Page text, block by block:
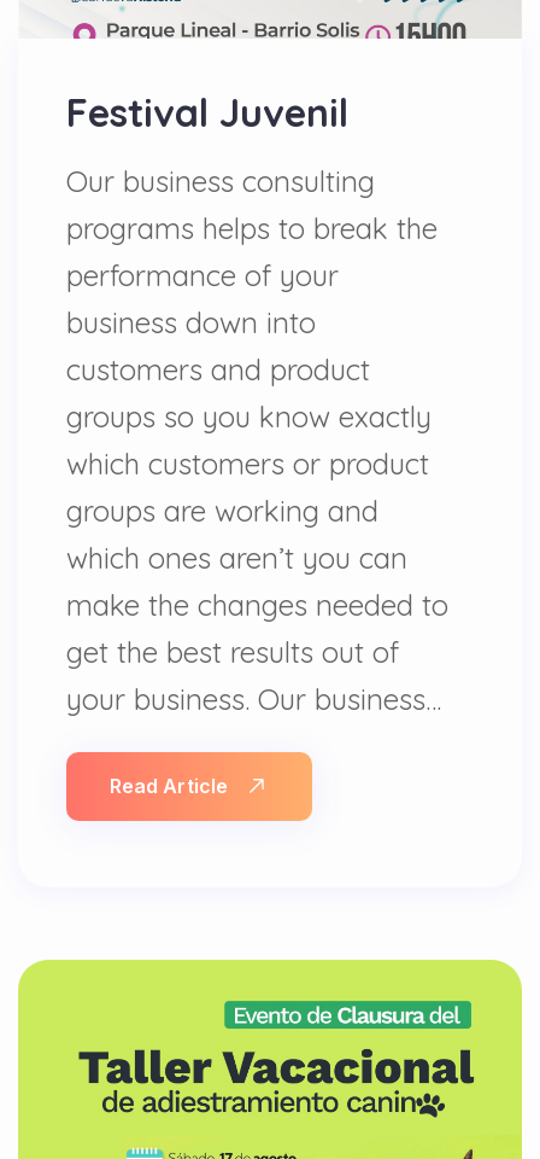
Festival Juvenil
Our business consulting
programs helps to break the
performance of your
business down into
customers and product
groups so you know exactly
which customers or product
groups are working and
which ones aren’t you can
make the changes needed to
get the best results out of
your business. Our business…
Read Article